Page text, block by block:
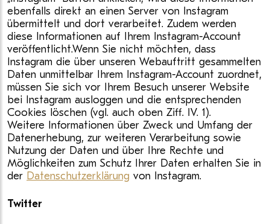
ebenfalls direkt an einen Server von Instagram
übermittelt und dort verarbeitet. Zudem werden
diese Informationen auf Ihrem Instagram-Account
veröffentlicht.Wenn Sie nicht möchten, dass
Instagram die über unseren Webauftritt gesammelten
Daten unmittelbar Ihrem Instagram-Account zuordnet,
müssen Sie sich vor Ihrem Besuch unserer Website
bei Instagram ausloggen und die entsprechenden
Cookies löschen (vgl. auch oben Ziff. IV. 1).
Weitere Informationen über Zweck und Umfang der
Datenerhebung, zur weiteren Verarbeitung sowie
Nutzung der Daten und über Ihre Rechte und
Möglichkeiten zum Schutz Ihrer Daten erhalten Sie in
der Datenschutzerklärung von Instagram.
Twitter